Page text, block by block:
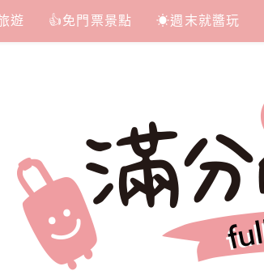
遊 👍免門票景點 ☀週末就醬玩